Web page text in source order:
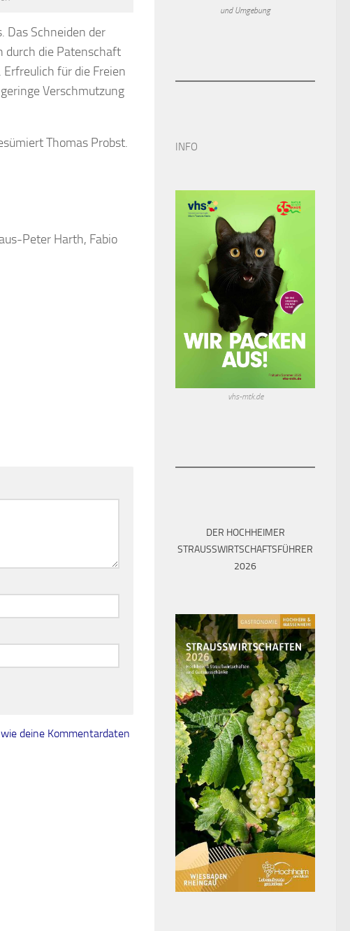
Das Schneiden der
durch die Patenschaft
für die Freien
Verschmutzung
Thomas Probst.
Peter Harth, Fabio
deine Kommentardaten
und Umgebung
INFO
vhs-mtk.de
DER HOCHHEIMER
STRAUSSWIRTSCHAFTSFÜHRER 2
026